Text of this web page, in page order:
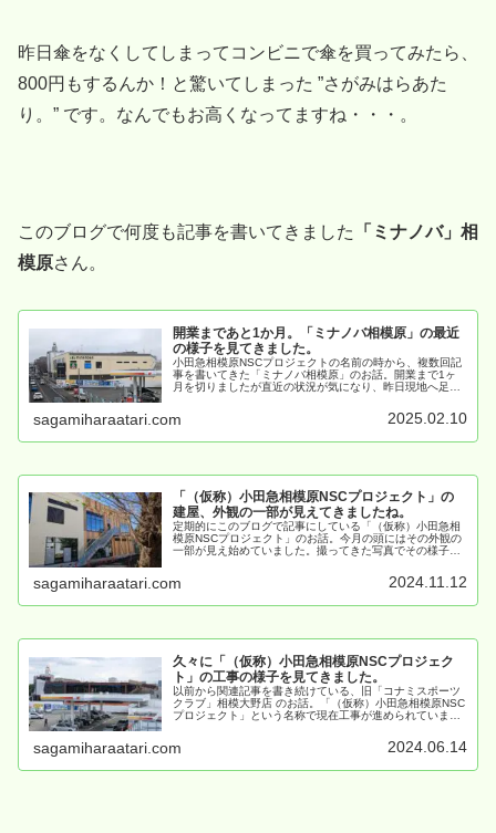
昨日傘をなくしてしまってコンビニで傘を買ってみたら、
800円もするんか！と驚いてしまった ”さがみはらあた
り。” です。なんでもお高くなってますね・・・。
このブログで何度も記事を書いてきました
「ミナノバ」相
模原さん。
開業まであと1か月。「ミナノバ相模原」の最近
の様子を見てきました。
小田急相模原NSCプロジェクトの名前の時から、複数回記
事を書いてきた「ミナノバ相模原」のお話。開業まで1ヶ
月を切りましたが直近の状況が気になり、昨日現地へ足を
sagamiharaatari.com 2025.02.10
「（仮称）小田急相模原NSCプロジェクト」の
建屋、外観の一部が見えてきましたね。
定期的にこのブログで記事にしている「（仮称）小田急相
模原NSCプロジェクト」のお話。今月の頭にはその外観の
一部が見え始めていました。撮ってきた写真でその様子を
sagamiharaatari.com 2024.11.12
久々に「（仮称）小田急相模原NSCプロジェク
ト」の工事の様子を見てきました。
以前から関連記事を書き続けている、旧「コナミスポーツ
クラブ」相模大野店 のお話。「（仮称）小田急相模原NSC
プロジェクト」という名称で現在工事が進められていま
sagamiharaatari.com 2024.06.14